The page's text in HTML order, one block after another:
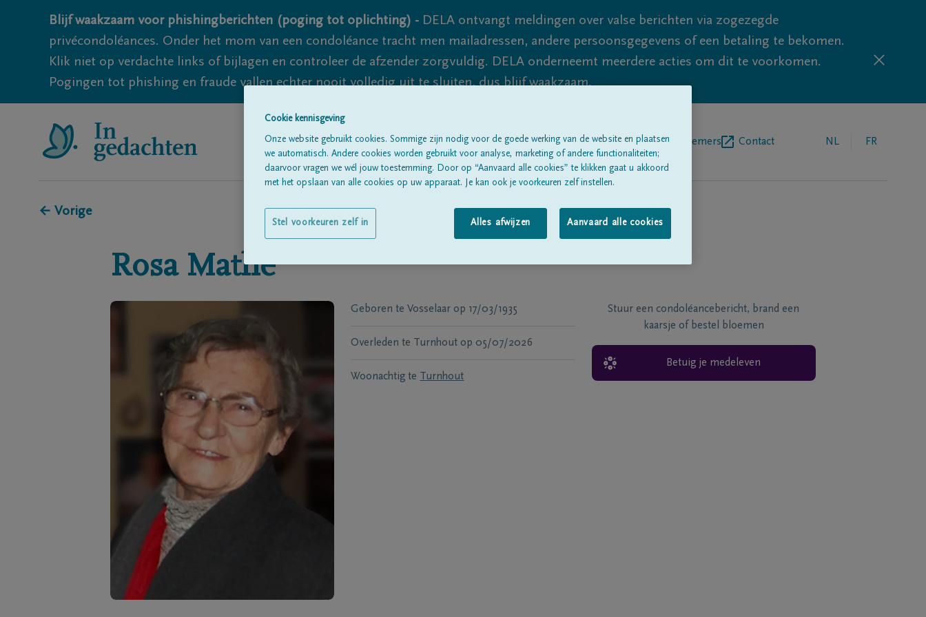
Blijf waakzaam voor phishingberichten (poging tot oplichting) - DELA ontvangt meldingen over valse berichten via zogezegde
privécondoléances. Onder het mom van een condoléance tracht men mailadressen, andere persoonsgegevens of een betaling te bekomen.
Klik niet op verdachte links of bijlagen en controleer de afzender zorgvuldig. DELA onderneemt meerdere acties om dit te voorkomen.
Pogingen tot phishing en fraude vallen echter nooit volledig uit te sluiten, dus blijf waakzaam.
Alle rouwberichtenOver onsBegrafenisondernemers Contact NL FR
← Vorige
Rosa Mathé
Geboren te Vosselaar op 17/03/1935
Overleden te Turnhout op 05/07/2026
Woonachtig te Turnhout
Stuur een condoléancebericht, brand een
kaarsje of bestel bloemen
Betuig je medeleven
Cookie kennisgeving
Onze website gebruikt cookies. Sommige zijn nodig voor de goede werking van de website en plaatsen
we automatisch. Andere cookies worden gebruikt voor analyse, marketing of andere functionaliteiten;
daarvoor vragen we wél jouw toestemming. Door op “Aanvaard alle cookies” te klikken gaat u akkoord
met het opslaan van alle cookies op uw apparaat. Je kan ook je voorkeuren zelf instellen.
Alles afwijzen Aanvaard alle cookies
Stel voorkeuren zelf in